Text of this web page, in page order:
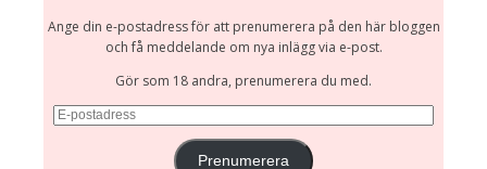
Ange din e-postadress för att prenumerera på den här bloggen
och få meddelande om nya inlägg via e-post.
Gör som 18 andra, prenumerera du med.
E-
Prenumerera